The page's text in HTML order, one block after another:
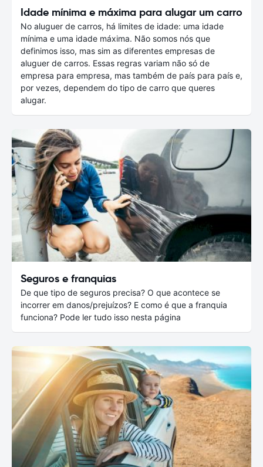
Idade mínima e máxima para alugar um carro
No aluguer de carros, há limites de idade: uma idade
mínima e uma idade máxima. Não somos nós que
definimos isso, mas sim as diferentes empresas de
aluguer de carros. Essas regras variam não só de
empresa para empresa, mas também de país para país e,
por vezes, dependem do tipo de carro que queres
alugar.
Seguros e franquias
De que tipo de seguros precisa? O que acontece se
incorrer em danos/prejuízos? E como é que a franquia
funciona? Pode ler tudo isso nesta página